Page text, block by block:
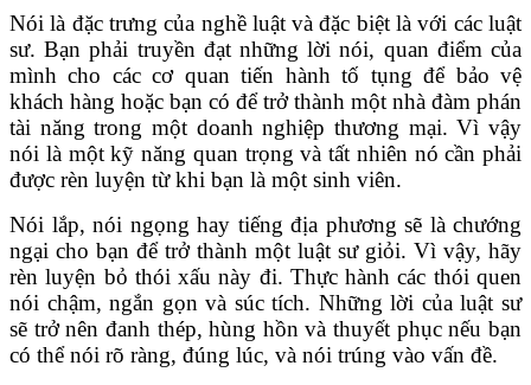
Nói là đặc trưng của nghề luật và đặc biệt là với các luật
sư. Bạn phải truyền đạt những lời nói, quan điểm của
mình cho các cơ quan tiến hành tố tụng để bảo vệ
khách hàng hoặc bạn có để trở thành một nhà đàm phán
tài năng trong một doanh nghiệp thương mại. Vì vậy
nói là một kỹ năng quan trọng và tất nhiên nó cần phải
được rèn luyện từ khi bạn là một sinh viên.
Nói lắp, nói ngọng hay tiếng địa phương sẽ là chướng
ngại cho bạn để trở thành một luật sư giỏi. Vì vậy, hãy
rèn luyện bỏ thói xấu này đi. Thực hành các thói quen
nói chậm, ngắn gọn và súc tích. Những lời của luật sư
sẽ trở nên đanh thép, hùng hồn và thuyết phục nếu bạn
có thể nói rõ ràng, đúng lúc, và nói trúng vào vấn đề.